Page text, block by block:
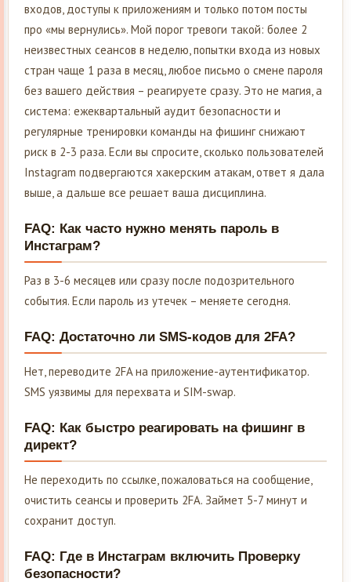
входов, доступы к приложениям и только потом посты
про «мы вернулись». Мой порог тревоги такой: более 2
неизвестных сеансов в неделю, попытки входа из новых
стран чаще 1 раза в месяц, любое письмо о смене пароля
без вашего действия – реагируете сразу. Это не магия, а
система: ежеквартальный аудит безопасности и
регулярные тренировки команды на фишинг снижают
риск в 2-3 раза. Если вы спросите, сколько пользователей
Instagram подвергаются хакерским атакам, ответ я дала
выше, а дальше все решает ваша дисциплина.
FAQ: Как часто нужно менять пароль в
Инстаграм?
Раз в 3-6 месяцев или сразу после подозрительного
события. Если пароль из утечек – меняете сегодня.
FAQ: Достаточно ли SMS-кодов для 2FA?
Нет, переводите 2FA на приложение-аутентификатор.
SMS уязвимы для перехвата и SIM-swap.
FAQ: Как быстро реагировать на фишинг в
директ?
Не переходить по ссылке, пожаловаться на сообщение,
очистить сеансы и проверить 2FA. Займет 5-7 минут и
сохранит доступ.
FAQ: Где в Инстаграм включить Проверку
безопасности?